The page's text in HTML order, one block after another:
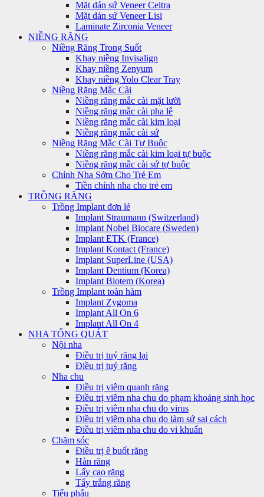
Mặt dán sứ Veneer Celtra
Mặt dán sứ Veneer Lisi
Laminate Zirconia Veneer
NIỀNG RĂNG
Niềng Răng Trong Suốt
Khay niềng Invisalign
Khay niềng Zenyum
Khay niềng Yolo Clear Tray
Niềng Răng Mắc Cài
Niềng răng mắc cài mặt lưỡi
Niềng răng mắc cài pha lê
Niềng răng mắc cài kim loại
Niềng răng mắc cài sứ
Niềng Răng Mắc Cài Tự Buộc
Niềng răng mắc cài kim loại tự buộc
Niềng răng mắc cài sứ tự buộc
Chỉnh Nha Sớm Cho Trẻ Em
Tiền chỉnh nha cho trẻ em
TRỒNG RĂNG
Trồng Implant đơn lẻ
Implant Straumann (Switzerland)
Implant Nobel Biocare (Sweden)
Implant ETK (France)
Implant Kontact (France)
Implant SuperLine (USA)
Implant Dentium (Korea)
Implant Biotem (Korea)
Trồng Implant toàn hàm
Implant Zygoma
Implant All On 6
Implant All On 4
NHA TỔNG QUÁT
Nội nha
Điều trị tuỷ răng lại
Điều trị tuỷ răng
Nha chu
Điều trị viêm quanh răng
Điều trị viêm nha chu do phạm khoảng sinh học
Điều trị viêm nha chu do virus
Điều trị viêm nha chu do làm sứ sai cách
Điều trị viêm nha chu do vi khuẩn
Chăm sóc
Điều trị ê buốt răng
Hàn răng
Lấy cao răng
Tẩy trắng răng
Tiểu phẫu